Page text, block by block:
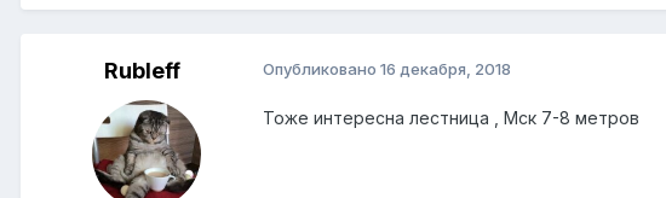
Rubleff Опубликовано 16 декабря, 2018
Тоже интересна лестница , Мск 7-8 метров